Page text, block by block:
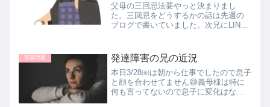
父母の三回忌法要やっと決まりまし
た。三回忌をどうするかの話は先週の
ブログで書いていました。次兄にLINE
るか寺でするかどうするの？寺でする
なら長兄の喪服は私がアイロンか...
実家問題 発達障害の兄の近況
本日3/28㈮は朝から仕事でしたので息子
と顔を合わせてません😅義母様は特に
何も言ってないので息子に変化はない